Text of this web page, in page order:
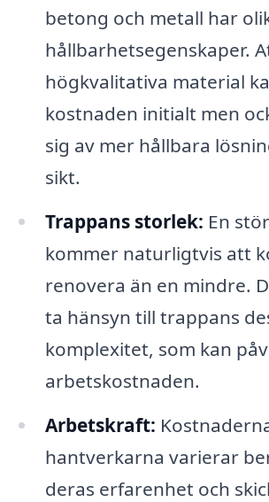
betong och metall har
hållbarhetsegenskaper.
högkvalitativa material
kostnaden initialt men
sig av mer hållbara
sikt.
Trappans storlek: En
kommer naturligtvis att
renovera än en mindre.
ta hänsyn till trappans
komplexitet, som kan
arbetskostnaden.
Arbetskraft:
hantverkarna varierar
deras erfarenhet och